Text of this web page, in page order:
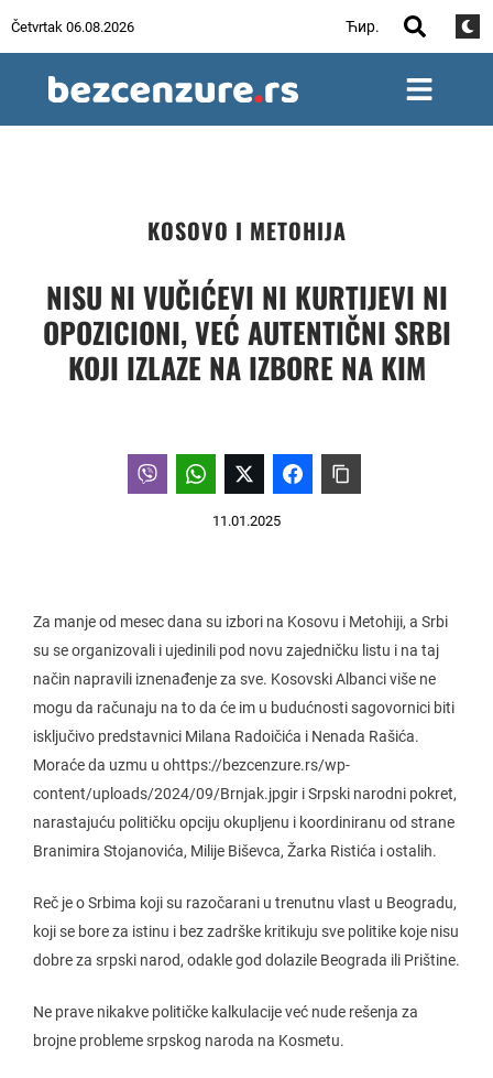
Četvrtak 06.08.2026 Ћир.
KOSOVO I METOHIJA
NISU NI VUČIĆEVI NI KURTIJEVI NI
OPOZICIONI, VEĆ AUTENTIČNI SRBI
KOJI IZLAZE NA IZBORE NA KIM
11.01.2025
Za manje od mesec dana su izbori na Kosovu i Metohiji, a Srbi
su se organizovali i ujedinili pod novu zajedničku listu i na taj
način napravili iznenađenje za sve. Kosovski Albanci više ne
mogu da računaju na to da će im u budućnosti sagovornici biti
isključivo predstavnici Milana Radoičića i Nenada Rašića.
Moraće da uzmu u ohttps://bezcenzure.rs/wp-
content/uploads/2024/09/Brnjak.jpgir i Srpski narodni pokret,
narastajuću političku opciju okupljenu i koordiniranu od strane
Branimira Stojanovića, Milije Biševca, Žarka Ristića i ostalih.
Reč je o Srbima koji su razočarani u trenutnu vlast u Beogradu,
koji se bore za istinu i bez zadrške kritikuju sve politike koje nisu
dobre za srpski narod, odakle god dolazile Beograda ili Prištine.
Ne prave nikakve političke kalkulacije već nude rešenja za
brojne probleme srpskog naroda na Kosmetu.